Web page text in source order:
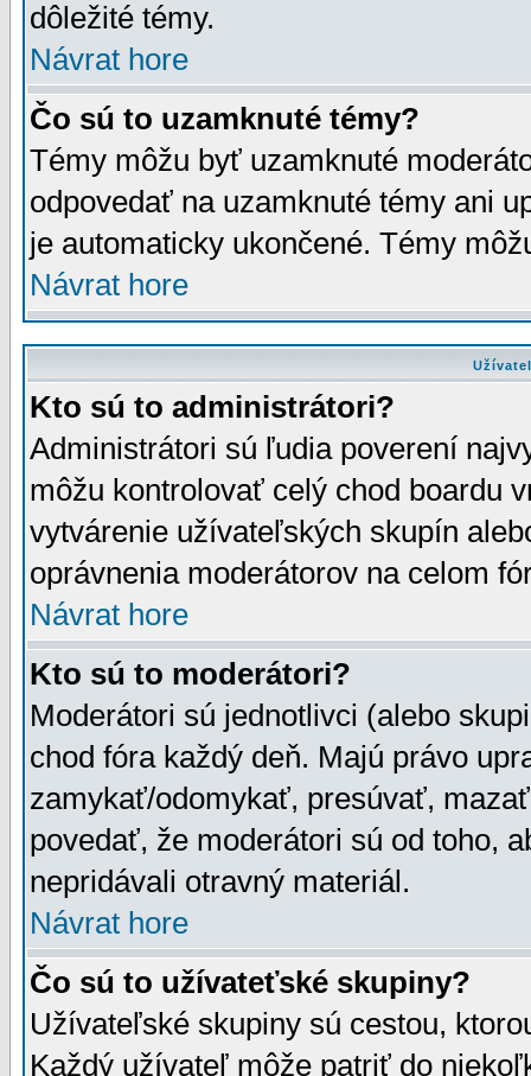
dôležité témy.
Návrat hore
Čo sú to uzamknuté témy?
Témy môžu byť uzamknuté
odpovedať na uzamknuté témy ani
je automaticky ukončené. Témy
Návrat hore
Kto sú to administrátori?
Administrátori sú ľudia poverení
môžu kontrolovať celý chod boardu
vytvárenie užívateľských skupín
oprávnenia moderátorov na celom
Návrat hore
Kto sú to moderátori?
Moderátori sú jednotlivci (alebo
chod fóra každý deň. Majú právo
zamykať/odomykať, presúvať,
povedať, že moderátori sú od toho,
nepridávali otravný materiál.
Návrat hore
Čo sú to užívateťské skupiny?
Užívateľské skupiny sú cestou,
Každý užívateľ môže patriť do